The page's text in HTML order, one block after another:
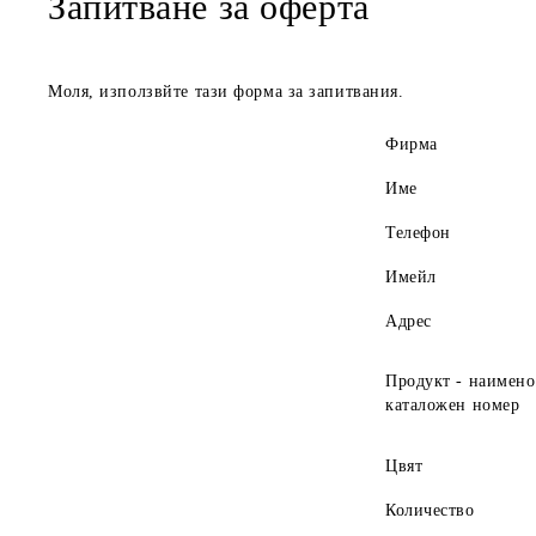
Моля, използвйте тази форма за запитвания.
Фирма
Име
Телефон
Имейл
Адрес
Продукт -
каталожен номер
Цвят
Количество